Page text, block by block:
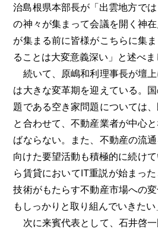
治島根県本部長が「出雲地方で
の神々が集まって会議を開く神
が集まる前に皆様がこちらに集
ることは大変意義深い」と述べま
続いて、原嶋和利理事長が壇
は大きな変革期を迎えている。
題である空き家問題については
と合わせて、不動産業者が中心
ばならない。また、不動産の流
向けた要望活動も積極的に続け
ら賃貸においてIT重説が始まっ
技術がもたらす不動産市場への
もしっかりと取り組んでいきたい
次に来賓代表として、石井啓